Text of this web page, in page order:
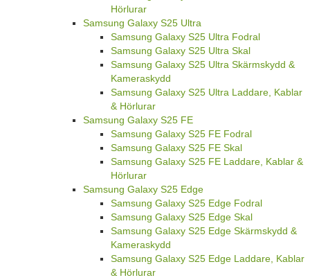
Hörlurar
Samsung Galaxy S25 Ultra
Samsung Galaxy S25 Ultra Fodral
Samsung Galaxy S25 Ultra Skal
Samsung Galaxy S25 Ultra Skärmskydd &
Kameraskydd
Samsung Galaxy S25 Ultra Laddare, Kablar
& Hörlurar
Samsung Galaxy S25 FE
Samsung Galaxy S25 FE Fodral
Samsung Galaxy S25 FE Skal
Samsung Galaxy S25 FE Laddare, Kablar &
Hörlurar
Samsung Galaxy S25 Edge
Samsung Galaxy S25 Edge Fodral
Samsung Galaxy S25 Edge Skal
Samsung Galaxy S25 Edge Skärmskydd &
Kameraskydd
Samsung Galaxy S25 Edge Laddare, Kablar
& Hörlurar